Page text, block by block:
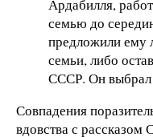
Ардабилля,
семью до
предложили ему
семьи, либо
СССР. Он выбрал
Совпадения
вдовства с